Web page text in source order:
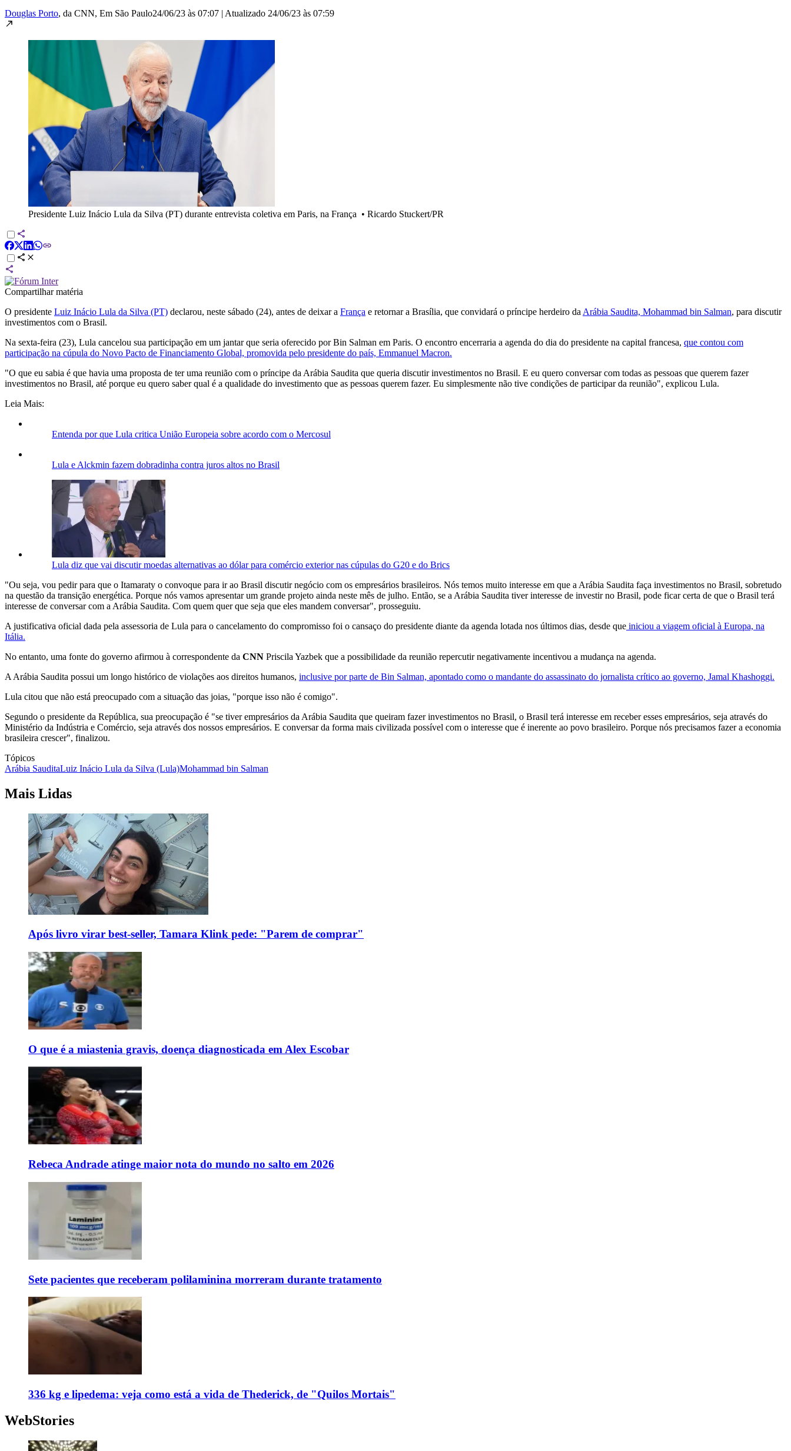
Douglas Porto, da CNN, Em São Paulo24/06/23 às 07:07 | Atualizado 24/06/23 às 07:59
Presidente Luiz Inácio Lula da Silva (PT) durante entrevista coletiva em Paris, na França • Ricardo Stuckert/PR
Compartilhar matéria
O presidente Luiz Inácio Lula da Silva (PT) declarou, neste sábado (24), antes de deixar a França e retornar a Brasília, que convidará o príncipe herdeiro da Arábia Saudita, Mohammad bin Salman, para discutir
investimentos com o Brasil.
Na sexta-feira (23), Lula cancelou sua participação em um jantar que seria oferecido por Bin Salman em Paris. O encontro encerraria a agenda do dia do presidente na capital francesa, que contou com
participação na cúpula do Novo Pacto de Financiamento Global, promovida pelo presidente do país, Emmanuel Macron.
"O que eu sabia é que havia uma proposta de ter uma reunião com o príncipe da Arábia Saudita que queria discutir investimentos no Brasil. E eu quero conversar com todas as pessoas que querem fazer
investimentos no Brasil, até porque eu quero saber qual é a qualidade do investimento que as pessoas querem fazer. Eu simplesmente não tive condições de participar da reunião", explicou Lula.
Leia Mais:
Entenda por que Lula critica União Europeia sobre acordo com o Mercosul
Lula e Alckmin fazem dobradinha contra juros altos no Brasil
Lula diz que vai discutir moedas alternativas ao dólar para comércio exterior nas cúpulas do G20 e do Brics
"Ou seja, vou pedir para que o Itamaraty o convoque para ir ao Brasil discutir negócio com os empresários brasileiros. Nós temos muito interesse em que a Arábia Saudita faça investimentos no Brasil, sobretudo
na questão da transição energética. Porque nós vamos apresentar um grande projeto ainda neste mês de julho. Então, se a Arábia Saudita tiver interesse de investir no Brasil, pode ficar certa de que o Brasil terá
interesse de conversar com a Arábia Saudita. Com quem quer que seja que eles mandem conversar", prosseguiu.
A justificativa oficial dada pela assessoria de Lula para o cancelamento do compromisso foi o cansaço do presidente diante da agenda lotada nos últimos dias, desde que iniciou a viagem oficial à Europa, na
Itália.
No entanto, uma fonte do governo afirmou à correspondente da CNN Priscila Yazbek que a possibilidade da reunião repercutir negativamente incentivou a mudança na agenda.
A Arábia Saudita possui um longo histórico de violações aos direitos humanos, inclusive por parte de Bin Salman, apontado como o mandante do assassinato do jornalista crítico ao governo, Jamal Khashoggi.
Lula citou que não está preocupado com a situação das joias, "porque isso não é comigo".
Segundo o presidente da República, sua preocupação é "se tiver empresários da Arábia Saudita que queiram fazer investimentos no Brasil, o Brasil terá interesse em receber esses empresários, seja através do
Ministério da Indústria e Comércio, seja através dos nossos empresários. E conversar da forma mais civilizada possível com o interesse que é inerente ao povo brasileiro. Porque nós precisamos fazer a economia
brasileira crescer", finalizou.
Tópicos
Arábia SauditaLuiz Inácio Lula da Silva (Lula)Mohammad bin Salman
Mais Lidas
Após livro virar best-seller, Tamara Klink pede: "Parem de comprar"
O que é a miastenia gravis, doença diagnosticada em Alex Escobar
Rebeca Andrade atinge maior nota do mundo no salto em 2026
Sete pacientes que receberam polilaminina morreram durante tratamento
336 kg e lipedema: veja como está a vida de Thederick, de "Quilos Mortais"
WebStories